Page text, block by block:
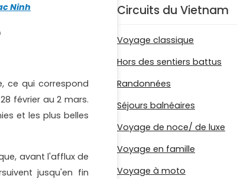
Ninh
ce qui correspond
février au 2 mars.
et les plus belles
avant l'afflux de
jusqu'en fin
Circuits du Vietnam
Voyage classique
Hors des sentiers battus
Randonnées
Séjours balnéaires
Voyage de noce/ de luxe
Voyage en famille
Voyage à moto